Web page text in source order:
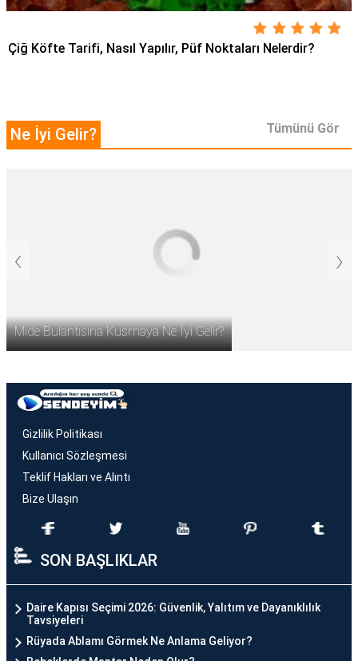
Çiğ Köfte Tarifi, Nasıl Yapılır, Püf Noktaları Nelerdir?
Ne İyi Gelir? Tümünü Gör
Mide Bulantısına Kusmaya Ne İyi Gelir?
‹ ›
Gizlilik Politikası
Kullanıcı Sözleşmesi
Teklif Hakları ve Alıntı
Bize Ulaşın
SON BAŞLIKLAR
Daire Kapısı Seçimi 2026: Güvenlik, Yalıtım ve Dayanıklılık
Tavsiyeleri
Rüyada Ablamı Görmek Ne Anlama Geliyor?